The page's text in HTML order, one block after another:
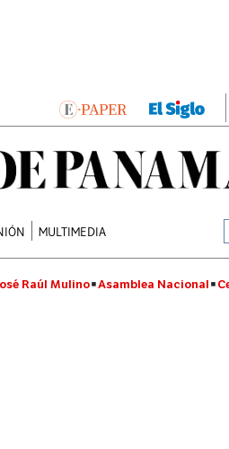
MULTIMEDIA
Raúl Mulino Asamblea Nacional